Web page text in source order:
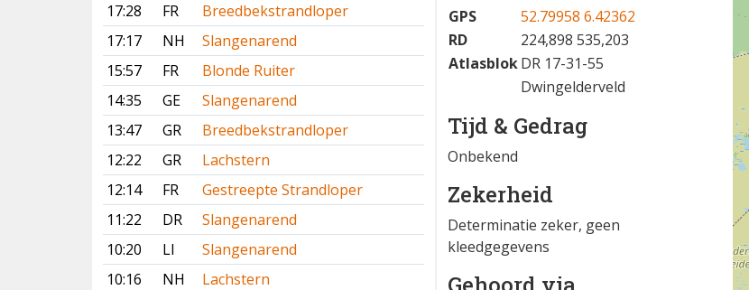
17:28
FR
Breedbekstrandloper
17:17
NH
Slangenarend
15:57
FR
Blonde Ruiter
14:35
GE
Slangenarend
13:47
GR
Breedbekstrandloper
12:22
GR
Lachstern
12:14
FR
Gestreepte Strandloper
11:22
DR
Slangenarend
10:20
LI
Slangenarend
10:16
NH
Lachstern
GPS
52.79958 6.42362
RD
224,898 535,203
AtlasblokDR 17-31-55
Dwingelderveld
Tijd & Gedrag
Onbekend
Zekerheid
Determinatie zeker, geen
kleedgegevens